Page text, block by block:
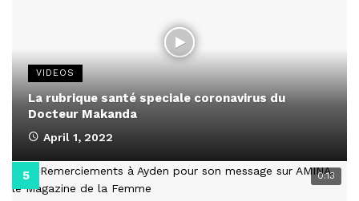
VIDEOS
La rubrique santé speciale coronavirus du
Docteur Makanda
April 1, 2022
0:13